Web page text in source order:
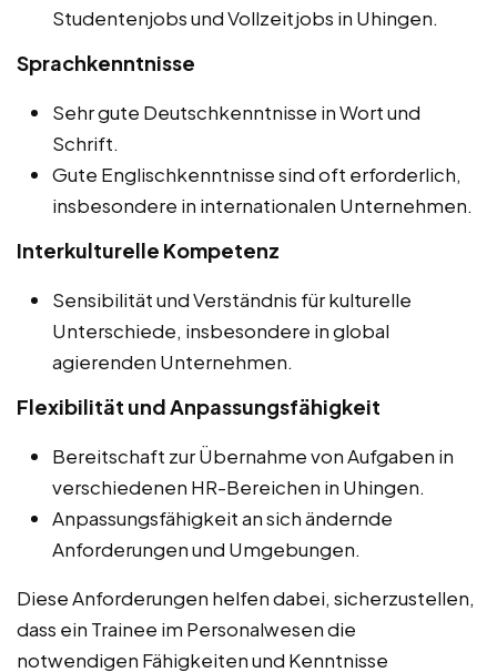
Studentenjobs und Vollzeitjobs in Uhingen.
Sprachkenntnisse
Sehr gute Deutschkenntnisse in Wort und
Schrift.
Gute Englischkenntnisse sind oft erforderlich,
insbesondere in internationalen Unternehmen.
Interkulturelle Kompetenz
Sensibilität und Verständnis für kulturelle
Unterschiede, insbesondere in global
agierenden Unternehmen.
Flexibilität und Anpassungsfähigkeit
Bereitschaft zur Übernahme von Aufgaben in
verschiedenen HR-Bereichen in Uhingen.
Anpassungsfähigkeit an sich ändernde
Anforderungen und Umgebungen.
Diese Anforderungen helfen dabei, sicherzustellen,
dass ein Trainee im Personalwesen die
notwendigen Fähigkeiten und Kenntnisse